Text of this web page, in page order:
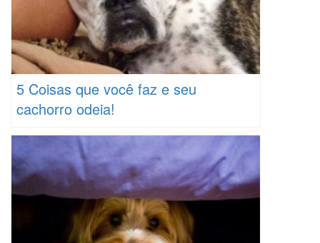
5 Coisas que você faz e seu
cachorro odeia!